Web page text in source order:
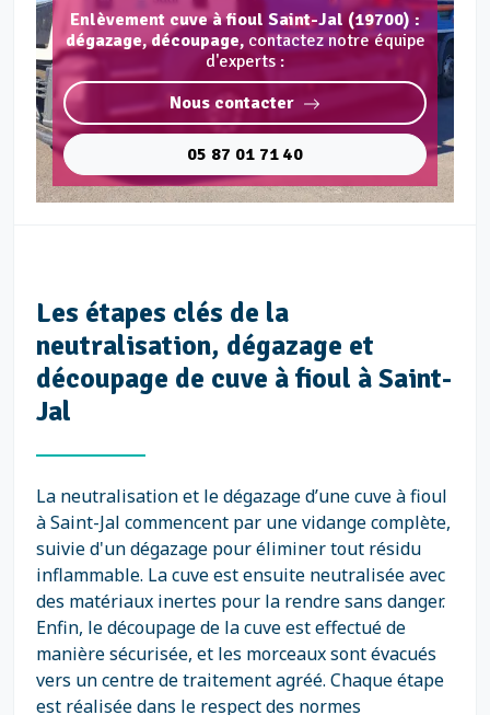
Enlèvement cuve à fioul Saint-Jal (19700) :
dégazage, découpage, contactez notre équipe
d'experts :
Nous contacter
05 87 01 71 40
Les étapes clés de la
neutralisation, dégazage et
découpage de cuve à fioul à Saint-
Jal
La neutralisation et le dégazage d’une cuve à fioul
à Saint-Jal commencent par une vidange complète,
suivie d'un dégazage pour éliminer tout résidu
inflammable. La cuve est ensuite neutralisée avec
des matériaux inertes pour la rendre sans danger.
Enfin, le découpage de la cuve est effectué de
manière sécurisée, et les morceaux sont évacués
vers un centre de traitement agréé. Chaque étape
est réalisée dans le respect des normes